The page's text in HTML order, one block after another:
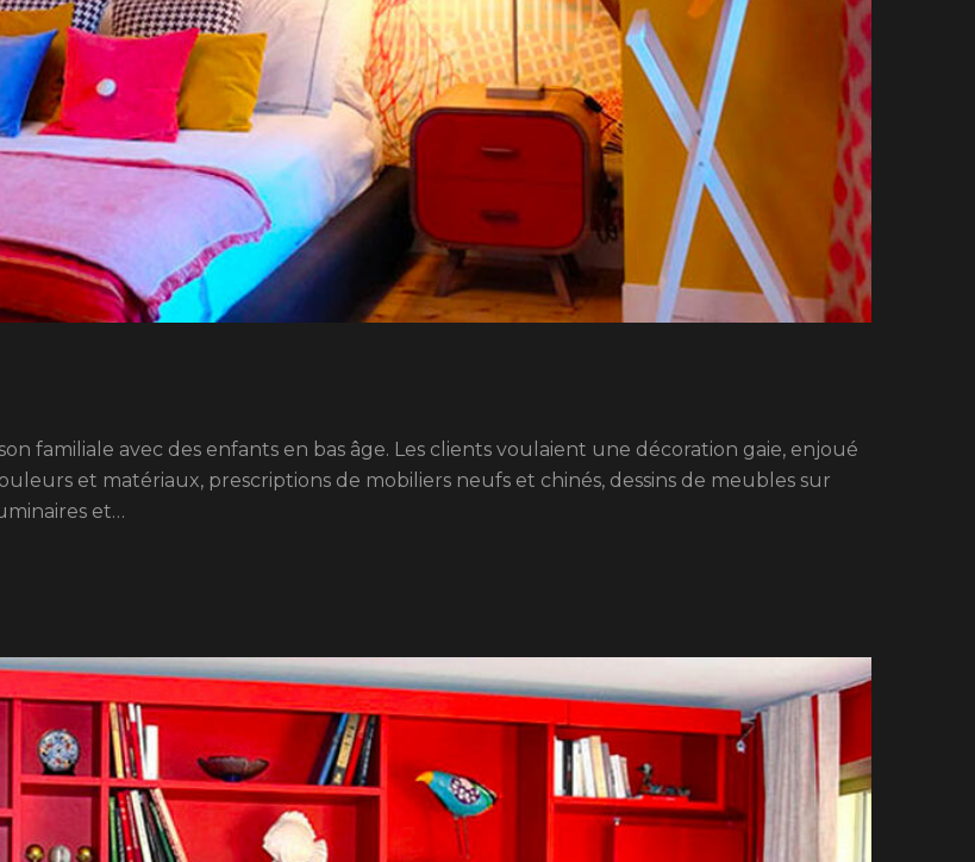
familiale avec des enfants en bas âge. Les clients voulaient une décoration gaie, enjoué
et matériaux, prescriptions de mobiliers neufs et chinés, dessins de meubles sur
et…